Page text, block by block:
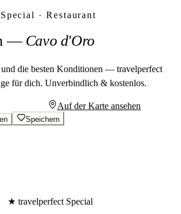
· Restaurant
— Cavo d'Oro
die besten Konditionen — travelperfect
für dich. Unverbindlich & kostenlos.
Auf der Karte ansehen
Speichern
★ travelperfect Special